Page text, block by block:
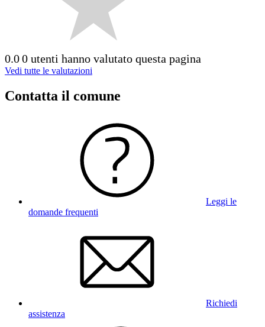
0.00 utenti hanno valutato questa pagina
Vedi tutte le valutazioni
Contatta il comune
Leggi le
domande frequenti
Richiedi
assistenza